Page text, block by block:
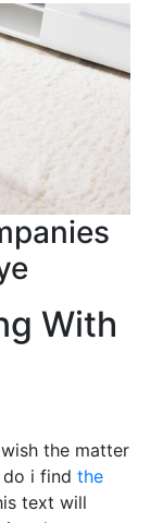
With
the matter
do i find the
text will